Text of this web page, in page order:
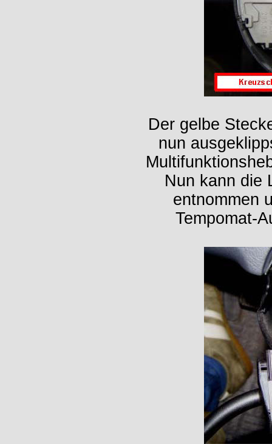
Der gelbe
nun
Nun kann die
entnommen
Tempomat-